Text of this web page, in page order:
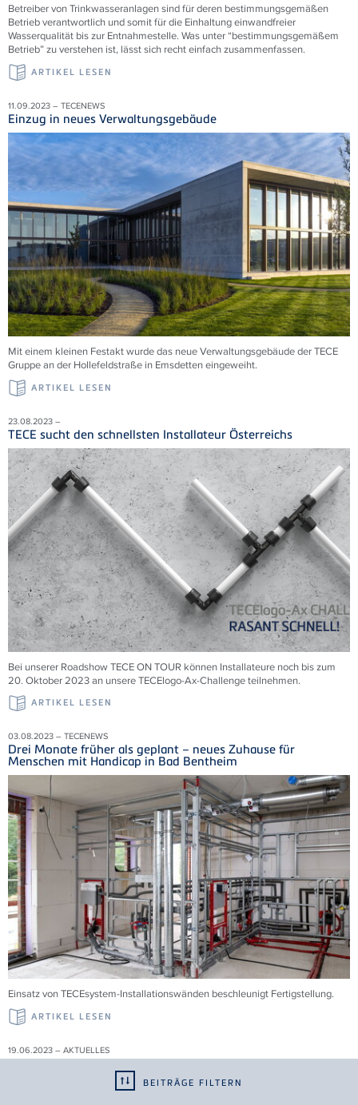
BEITRÄGE FILTERN
Betreiber von Trinkwasseranlagen sind für deren bestimmungsgemäßen
Betrieb verantwortlich und somit für die Einhaltung einwandfreier
Wasserqualität bis zur Entnahmestelle. Was unter “bestimmungsgemäßem
Betrieb” zu verstehen ist, lässt sich recht einfach zusammenfassen.
ARTIKEL LESEN
11.09.2023 – TECENEWS
Einzug in neues Verwaltungsgebäude
Mit einem kleinen Festakt wurde das neue Verwaltungsgebäude der TECE
Gruppe an der Hollefeldstraße in Emsdetten eingeweiht.
ARTIKEL LESEN
23.08.2023 –
TECE sucht den schnellsten Installateur Österreichs
Bei unserer Roadshow TECE ON TOUR können Installateure noch bis zum
20. Oktober 2023 an unsere TECElogo-Ax-Challenge teilnehmen.
ARTIKEL LESEN
03.08.2023 – TECENEWS
Drei Monate früher als geplant – neues Zuhause für
Menschen mit Handicap in Bad Bentheim
Einsatz von TECEsystem-Installationswänden beschleunigt Fertigstellung.
ARTIKEL LESEN
19.06.2023 – AKTUELLES
Erweiterung der EN 1253 "Abläufe für Gebäude"